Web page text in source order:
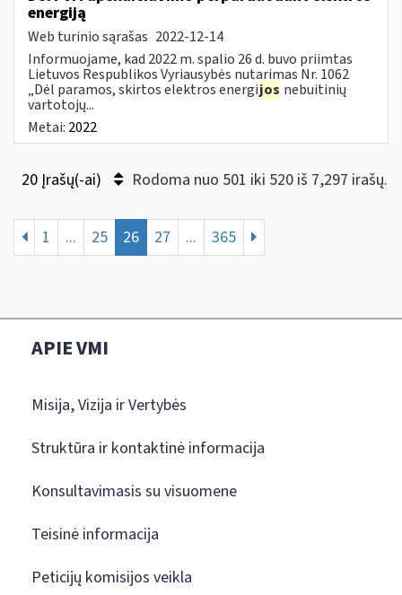
energiją
Web turinio sąrašas 2022-12-14
Informuojame, kad 2022 m. spalio 26 d. buvo priimtas
Lietuvos Respublikos Vyriausybės nutarimas Nr. 1062
„Dėl paramos, skirtos elektros energijos nebuitinių
vartotojų...
Metai: 2022
20 Įrašų(-ai) Rodoma nuo 501 iki 520 iš 7,297 irašų.
1 ... 25 26 27 ... 365
APIE VMI
Misija, Vizija ir Vertybės
Struktūra ir kontaktinė informacija
Konsultavimasis su visuomene
Teisinė informacija
Peticijų komisijos veikla